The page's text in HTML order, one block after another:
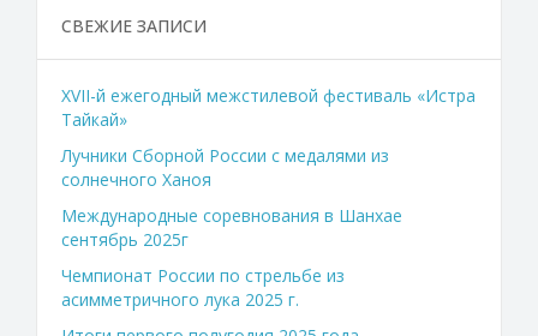
СВЕЖИЕ ЗАПИСИ
XVII-й ежегодный межстилевой фестиваль «Истра
Тайкай»
Лучники Сборной России с медалями из
солнечного Ханоя
Международные соревнования в Шанхае
сентябрь 2025г
Чемпионат России по стрельбе из
асимметричного лука 2025 г.